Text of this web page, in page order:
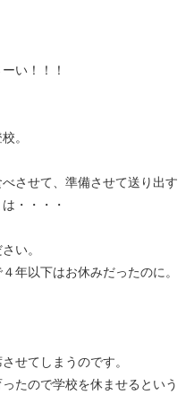
い！！！
。
させて、準備させて送り出す
・・・・
い。
年以下はお休みだったのに。
せてしまうのです。
たので学校を休ませるという